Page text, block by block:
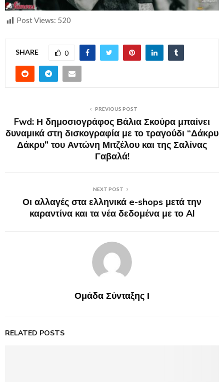
Post Views: 520
SHARE 0
PREVIOUS POST
Fwd: Η δημοσιογράφος Βάλια Σκούρα μπαίνει
δυναμικά στη δισκογραφία με το τραγούδι “Δάκρυ
Δάκρυ” του Αντώνη Μιτζέλου και της Σαλίνας
Γαβαλά!
NEXT POST
Οι αλλαγές στα ελληνικά e-shops μετά την
καραντίνα και τα νέα δεδομένα με το AI
Ομάδα Σύνταξης Ι
RELATED POSTS